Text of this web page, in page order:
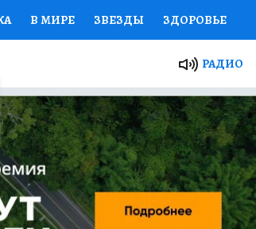
В МИРЕ ЗВЕЗДЫ ЗДОРОВЬЕ
НАЦИОНАЛЬНЫЕ ПРОЕКТЫ РОССИИ
СЕМЬЯ ЖЕНСКИЕ СЕКРЕТЫ
ДЕФИЦИТ ЖЕЛЕЗА
РАБОТА У НАС ГИД ПОТРЕБИТЕЛЯ
РАДИО